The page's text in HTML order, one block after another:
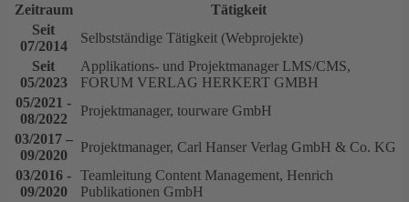
Zeitraum
Tätigkeit
Seit
07/2014
Selbstständige Tätigkeit (Webprojekte)
Seit
05/2023
Applikations- und Projektmanager LMS/CMS,
FORUM VERLAG HERKERT GMBH
05/2021 -
08/2022
Projektmanager, tourware GmbH
03/2017 –
09/2020
Projektmanager, Carl Hanser Verlag GmbH & Co. KG
03/2016 -
09/2020
Teamleitung Content Management, Henrich
Publikationen GmbH